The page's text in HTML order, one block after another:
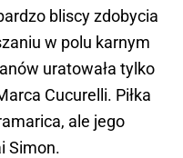
bliscy zdobycia
w polu karnym
uratowała tylko
Cucurelli. Piłka
ale jego
Simon.